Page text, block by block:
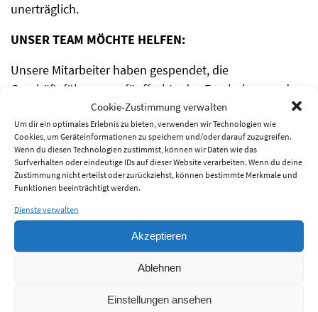
Cookie-Zustimmung verwalten
Um dir ein optimales Erlebnis zu bieten, verwenden wir Technologien wie
Cookies, um Geräteinformationen zu speichern und/oder darauf zuzugreifen.
Wenn du diesen Technologien zustimmst, können wir Daten wie das
Surfverhalten oder eindeutige IDs auf dieser Website verarbeiten. Wenn du deine
Zustimmung nicht erteilst oder zurückziehst, können bestimmte Merkmale und
Funktionen beeinträchtigt werden.
Dienste verwalten
Akzeptieren
Ablehnen
Einstellungen ansehen
unerträglich.
UNSER TEAM MÖCHTE HELFEN:
Unsere Mitarbeiter haben gespendet, die
Geschäftsführung verfünffachte das Ergebnis … und es
kam ein sagenhafter Betrag von4.689,25 Euro
zusammen!
DANKE! IHR SEID GROSSARTIG!
Wir hoffen, mit unserer Spende Menschen in der
Krisenregion und den vielen Geflüchteten, die bei uns
Schutz suchen, zu unterstützen.
NEWS
Newsbeitrag »